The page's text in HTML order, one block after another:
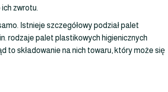
zwrotu.
Istnieje szczegółowy podział palet
rodzaje palet plastikowych higienicznych
to składowanie na nich towaru, który może się